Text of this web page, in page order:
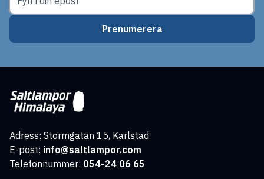
Prenumerera
Adress: Stormgatan 15, Karlstad
E-post: info@saltlampor.com
Telefonnummer: 054-24 06 65